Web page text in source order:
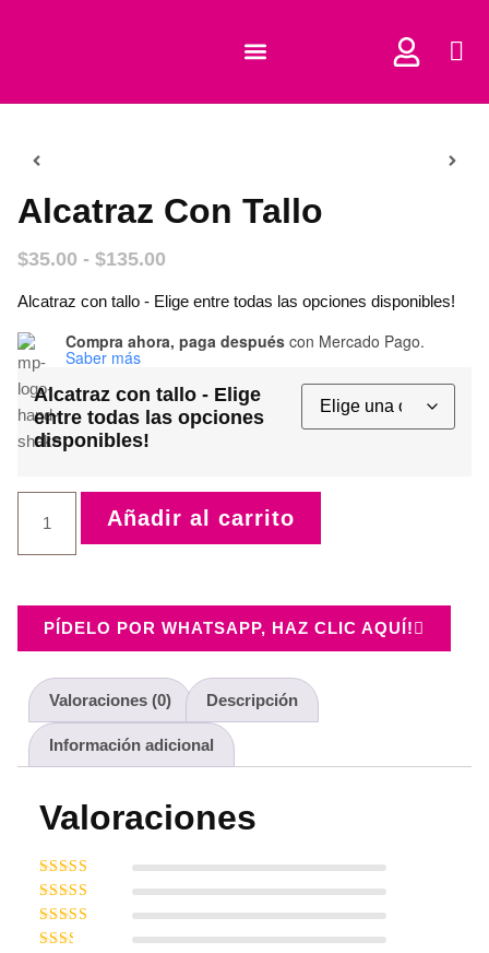
Alcatraz Con Tallo
$35.00 - $135.00
Alcatraz con tallo - Elige entre todas las opciones disponibles!
Compra ahora, paga después con Mercado Pago.
Saber más
Alcatraz con tallo - Elige
entre todas las opciones
disponibles!
Añadir al carrito
PÍDELO POR WHATSAPP, HAZ CLIC AQUÍ!
Valoraciones (0) Descripción
Información adicional
Valoraciones
Valorado con
Valorado
Valorado